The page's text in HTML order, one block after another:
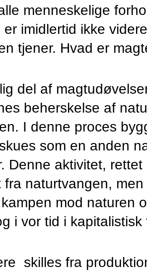
menneskelige
er imidlertid ikke
tjener. Hvad er
del af
beherskelse af
I denne proces
som en anden
Denne aktivitet,
fra naturtvangen,
mod
i vor tid i kapitalistisk
 skilles fra